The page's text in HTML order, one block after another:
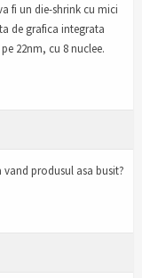
fi un die-shrink cu mici
de grafica integrata
22nm, cu 8 nuclee.
produsul asa busit?